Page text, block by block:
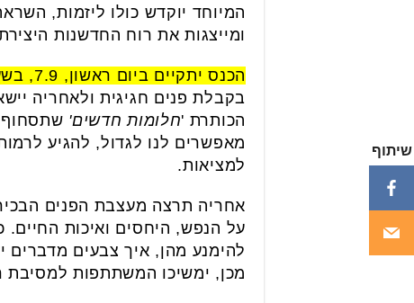
ומייצגות את רוח החדשנות
הכנס יתקיים ביום ראשון, 7.9, בשעה 18:00 בטרמינל העיצוב בבת-ים ויציע ערב מלא השראה ולמידה
בקבלת פנים חגיגית ולאחריה
הכותרת 'חלומות חדשים' שתסחוף
מאפשרים לנו לגדול, להגיע
למציאות.
אחריה תרצה מעצבת הפנים
על הנפש, היחסים ואיכות החיים.
להימנע מהן, איך צבעים מדברים
מכן, ימשיכו המשתתפות למסיבת
שיתוף